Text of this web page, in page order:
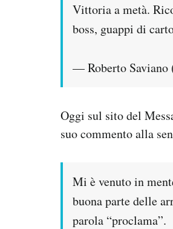
Vittoria a metà.
boss, guappi di
— Roberto Saviano
Oggi sul sito del
suo commento alla
Mi è venuto in
buona parte delle
parola “proclama”.